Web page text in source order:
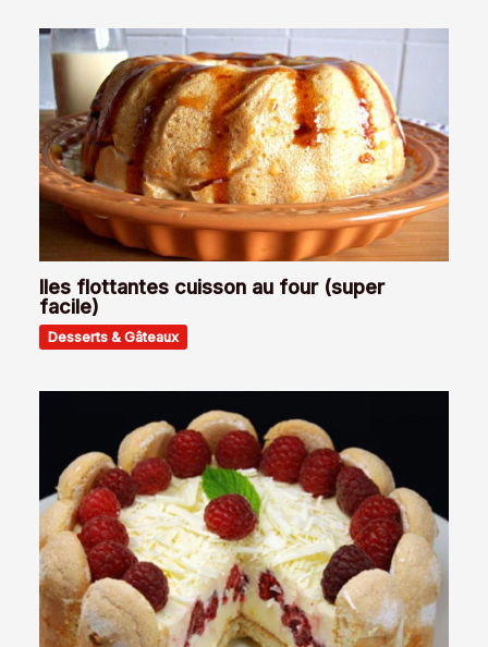
Iles flottantes cuisson au four (super
facile)
Desserts & Gâteaux